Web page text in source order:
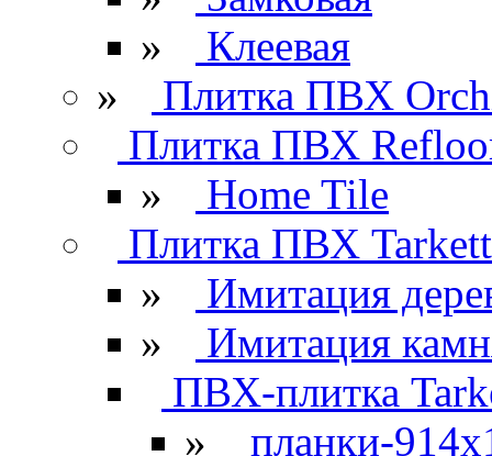
»
Клеевая
»
Плитка ПВХ
Плитка ПВХ
»
Home Tile
Плитка ПВХ Tarkett
»
Имитация
»
Имитация
ПВХ-плитка
»
планки-